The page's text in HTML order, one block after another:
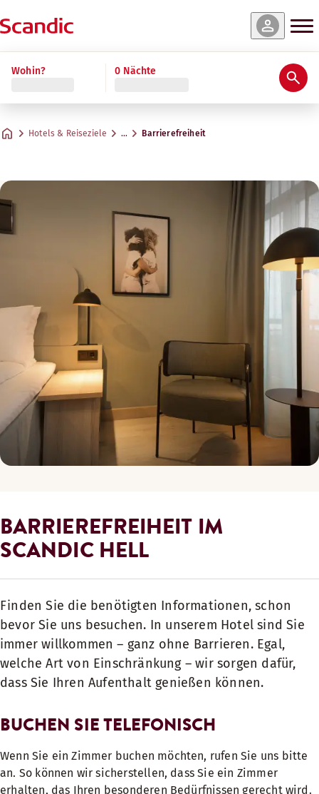
Wohin? 0 Nächte
Hotels & Reiseziele … Barrierefreiheit
BARRIEREFREIHEIT IM
SCANDIC HELL
Finden Sie die benötigten Informationen, schon
bevor Sie uns besuchen. In unserem Hotel sind Sie
immer willkommen – ganz ohne Barrieren. Egal,
welche Art von Einschränkung – wir sorgen dafür,
dass Sie Ihren Aufenthalt genießen können.
BUCHEN SIE TELEFONISCH
Wenn Sie ein Zimmer buchen möchten, rufen Sie uns bitte
an. So können wir sicherstellen, dass Sie ein Zimmer
erhalten, das Ihren besonderen Bedürfnissen gerecht wird.